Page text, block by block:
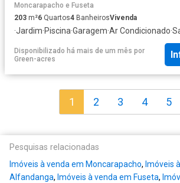
Moncarapacho e Fuseta
203 m²6 Quartos4 BanheirosVivenda
·Jardim·Piscina·Garagem·Ar Condicionado·
Disponibilizado há mais de um mês por
Green-acres
1 2 3 4 5
Pesquisas relacionadas
Imóveis à venda em Moncarapacho, Imóveis
Alfandanga, Imóveis à venda em Fuseta,